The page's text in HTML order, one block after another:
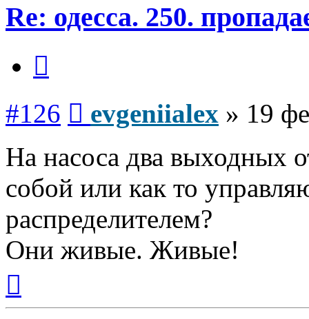
Re: одесса. 250.
#126 evgeniialex » 19
На насоса два выходных
собой или как то
распределителем?
Они живые. Живые!
началу